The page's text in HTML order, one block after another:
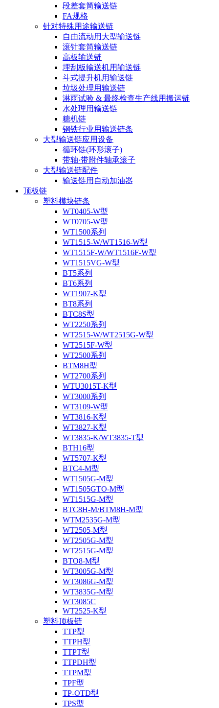
段差套筒输送链
FA规格
针对特殊用途输送链
自由流动用大型输送链
滚针套筒输送链
高板输送链
埋刮板输送机用输送链
斗式提升机用输送链
垃圾处理用输送链
淋雨试验 & 最终检查生产线用搬运链
水处理用输送链
糖机链
钢铁行业用输送链条
大型输送链应用设备
循环链(环形滚子)
带轴·带附件轴承滚子
大型输送链配件
输送链用自动加油器
顶板链
塑料模块链条
WT0405-W型
WT0705-W型
WT1500系列
WT1515-W/WT1516-W型
WT1515F-W/WT1516F-W型
WT1515VG-W型
BT5系列
BT6系列
WT1907-K型
BT8系列
BTC8S型
WT2250系列
WT2515-W/WT2515G-W型
WT2515F-W型
WT2500系列
BTM8H型
WT2700系列
WTU3015T-K型
WT3000系列
WT3109-W型
WT3816-K型
WT3827-K型
WT3835-K/WT3835-T型
BTH16型
WT5707-K型
BTC4-M型
WT1505G-M型
WT1505GTO-M型
WT1515G-M型
BTC8H-M/BTM8H-M型
WTM2535G-M型
WT2505-M型
WT2505G-M型
WT2515G-M型
BTO8-M型
WT3005G-M型
WT3086G-M型
WT3835G-M型
WT3085C
WT2525-K型
塑料顶板链
TTP型
TTPH型
TTPT型
TTPDH型
TTPM型
TPF型
TP-OTD型
TPS型